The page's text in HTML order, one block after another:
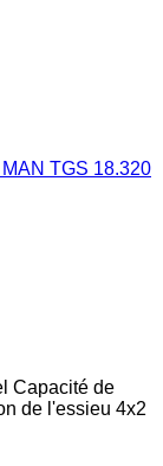
TGS 18.320
Capacité de
de l'essieu 4x2